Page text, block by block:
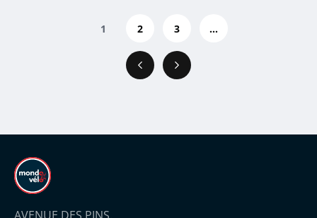
Précédent
1 2 3 ...
Suivant